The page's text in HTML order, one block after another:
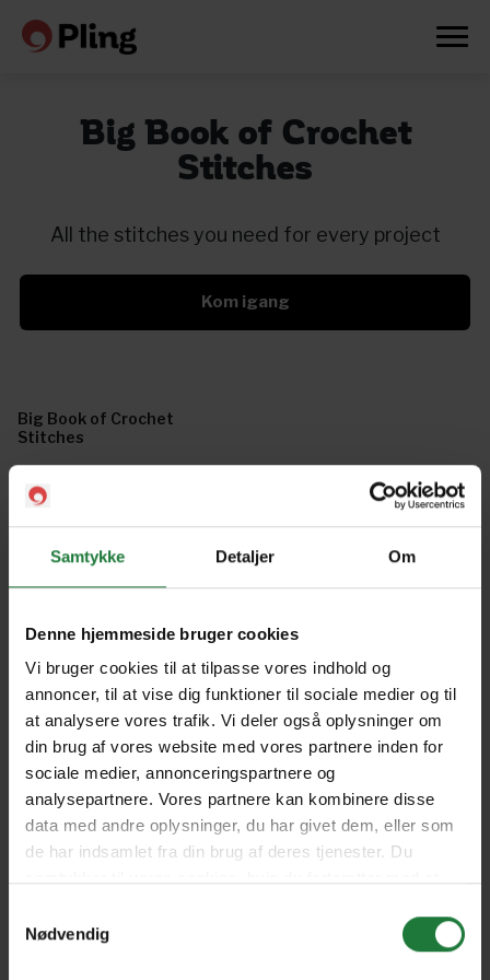
Samtykke Detaljer Om
Denne hjemmeside bruger cookies
Vi bruger cookies til at tilpasse vores indhold og
annoncer, til at vise dig funktioner til sociale medier og til
at analysere vores trafik. Vi deler også oplysninger om
din brug af vores website med vores partnere inden for
sociale medier, annonceringspartnere og
analysepartnere. Vores partnere kan kombinere disse
data med andre oplysninger, du har givet dem, eller som
de har indsamlet fra din brug af deres tjenester. Du
Nødvendig
Big Book of Crochet
Stitches
All the stitches you need for every project
Kom igang
Big Book of Crochet
Stitches
Forrige Næste
Nyt i Pling
Gavekort
Pling Favorit
Pling Kombi
Danske magasiner
Ofte stillede spørgsmål
Drift